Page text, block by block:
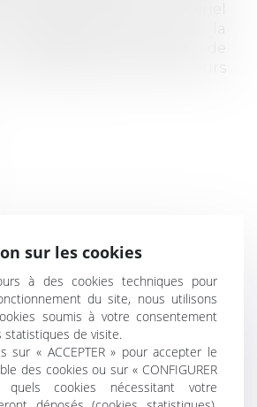
Distributeurs en Matériel
qu’aux domiciles de la
directeur financier de
procédure pénale est toujours
INTERRUPTIF DE
DE L’ACTION
sur les cookies
à des cookies techniques pour
du site, nous utilisons
soumis à votre consentement
statistiques de visite.
sur « ACCEPTER » pour accepter le
des cookies ou sur « CONFIGURER
cookies nécessitant votre